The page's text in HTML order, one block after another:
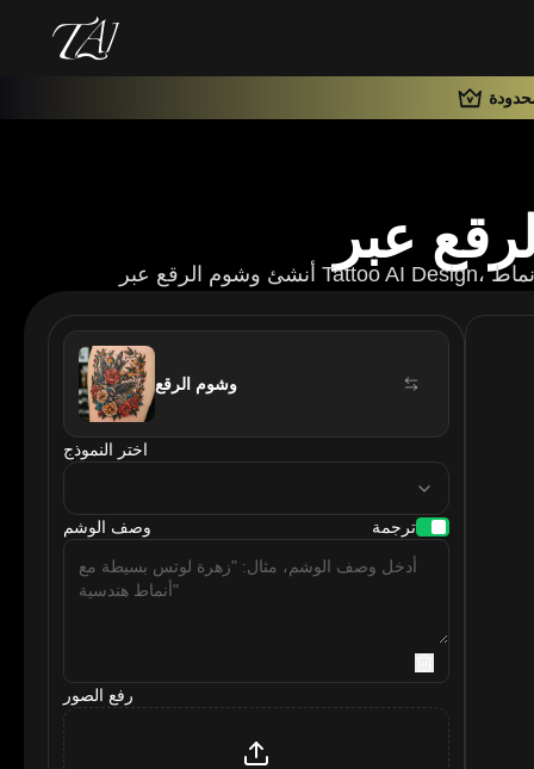
وشوم الرقع
اختر النموذج
model
وصف الوشم ترجمة
رفع الصور